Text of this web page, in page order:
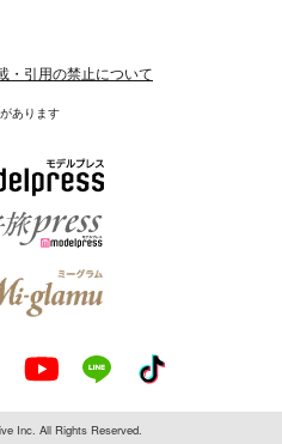
・引用の禁止について
あります
Inc. All Rights Reserved.